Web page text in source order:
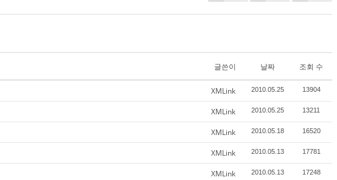
글쓴이 날짜 조회 수
XMLink 2010.05.25 13904
XMLink 2010.05.25 13211
XMLink 2010.05.18 16520
XMLink 2010.05.13 17781
XMLink 2010.05.13 17248